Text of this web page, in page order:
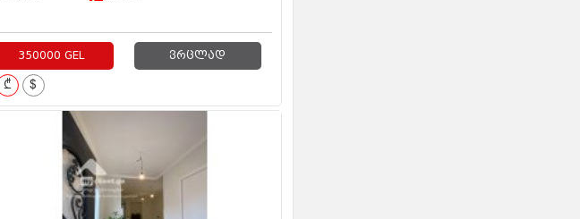
350000 GEL ვრცლად
₾ $